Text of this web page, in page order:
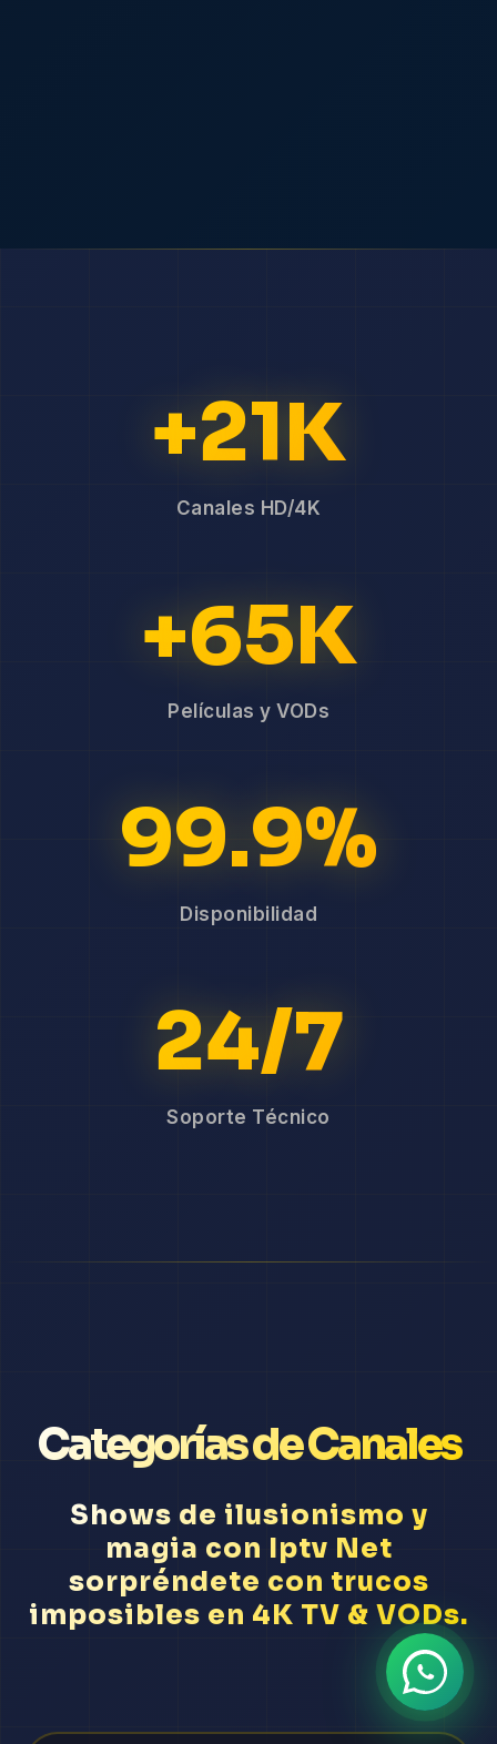
+21K
Canales HD/4K
+65K
Películas y VODs
99.9%
Disponibilidad
24/7
Soporte Técnico
Categorías de Canales
Shows de ilusionismo y
magia con Iptv Net
sorpréndete con trucos
imposibles en 4K TV & VODs.